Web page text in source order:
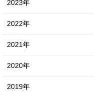
2023年
2022年
2021年
2020年
2019年